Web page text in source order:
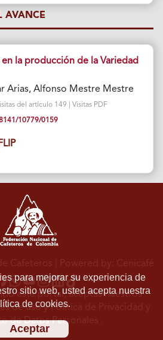
AVANCE
la producción de la Variedad
Arias, Alfonso Mestre Mestre
del artículo 149 | Visitas PDF
10779/0159
FLIP
para mejorar su experiencia de
sitio web, usted acepta nuestra
de cookies.
Aceptar
Cafeteros | Powered by: Cenicafé
este portal, aceptas nuestros
de usoyPolítica de Privacidad y
de Datos Personales